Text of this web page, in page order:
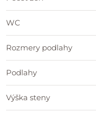
WC
Rozmery podlahy
Podlahy
Výška steny